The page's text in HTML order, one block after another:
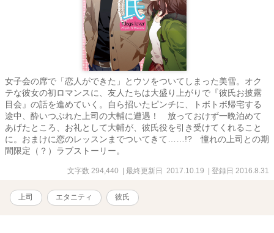
女子会の席で「恋人ができた」とウソをついてしまった美雪。オク
テな彼女の初ロマンスに、友人たちは大盛り上がりで『彼氏お披露
目会』の話を進めていく。自ら招いたピンチに、トボトボ帰宅する
途中、酔いつぶれた上司の大輔に遭遇！ 放っておけず一晩泊めて
あげたところ、お礼として大輔が、彼氏役を引き受けてくれること
に。おまけに恋のレッスンまでついてきて……!? 憧れの上司との期
間限定（？）ラブストーリー。
文字数 294,440 | 最終更新日 2017.10.19 | 登録日 2016.8.31
上司 エタニティ 彼氏